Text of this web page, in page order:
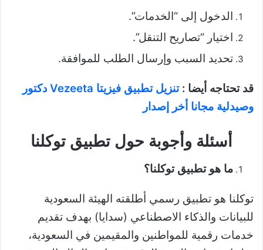
الدخول إلى “الخدمات”.
اختيار “تصاريح التنقل”.
تحديد السبب وإرسال الطلب للموافقة.
قد تحتاجه أيضا :
تنزيل تطبيق فيزيتا Vezeeta دكتور
وصيدلية مجانا أخر إصدار
أسئلة وأجوبة حول تطبيق توكلنا
ما هو تطبيق توكلنا؟
توكلنا هو تطبيق رسمي أطلقته الهيئة السعودية
للبيانات والذكاء الاصطناعي (سدايا) بهدف تقديم
خدمات رقمية للمواطنين والمقيمين في السعودية،